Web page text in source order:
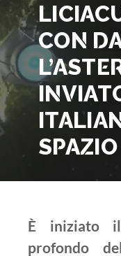
CON
È iniziato
profondo